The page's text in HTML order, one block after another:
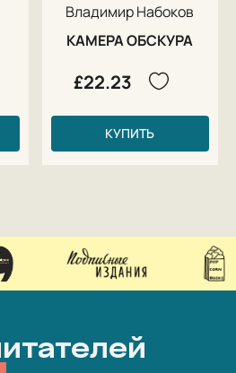
Владимир Набоков
КАМЕРА ОБСКУРА
£22.23
КУПИТЬ